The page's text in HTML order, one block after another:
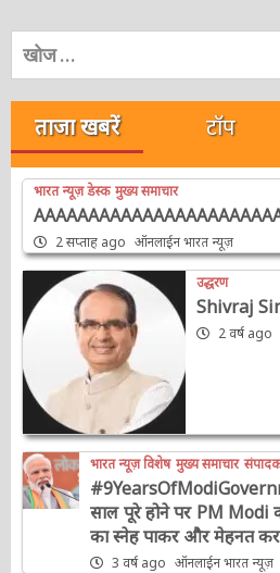
निम्न
को
खोजें:
ताजा खबरें टॉप
भारत न्यूज़ डेस्क मुख्य समाचार
2 सप्ताह ago ऑनलाईन भारत न्यूज़
उद्धरण
Shivraj
2 वर्ष ago
भारत न्यूज़ विशेष मुख्य समाचार
साल पूरे होने पर PM Modi
का स्नेह पाकर और मेहनत
3 वर्ष ago ऑनलाईन भारत न्यूज़